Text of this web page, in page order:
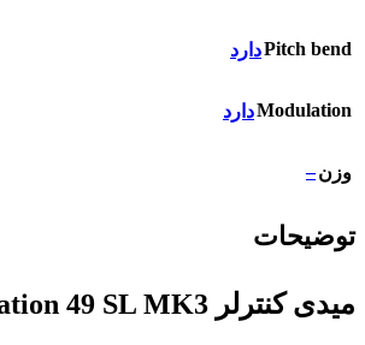
Pitch bendدارد
Modulationدارد
وزن–
توضیحات
میدی کنترلر Novation 49 SL MK3 :